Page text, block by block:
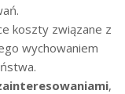
koszty związane z
wychowaniem
,